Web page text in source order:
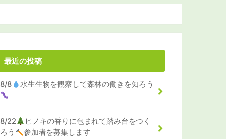
最近の投稿
8/8 水生生物を観察して森林の働きを知ろう
8/22
ヒノキの香りに包まれて踏み台をつく
ろう
参加者を募集します